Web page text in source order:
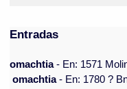
Entradas
omachtia- En: 1571
omachtia- En: 1780 ?